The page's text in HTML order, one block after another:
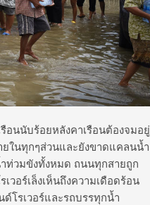
อนนับร้อยหลังคาเรือนต้องจมอยู่
ยในทุกๆส่วนและยังขาดแคลนน้ำ
ท่วมขังทั้งหมด ถนนทุกสายถูก
อร์เล็งเห็นถึงความเดือดร้อน
โรเวอร์และรถบรรทุกน้ำ